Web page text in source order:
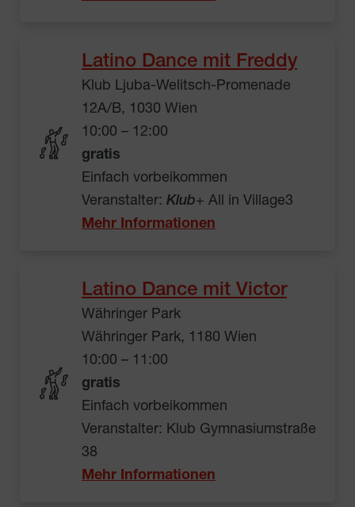
Latino Dance mit Freddy
Klub Ljuba-Welitsch-Promenade
12A/B, 1030 Wien
10:00 – 12:00
gratis
Einfach vorbeikommen
Veranstalter: Klub+ All in Village3
Mehr Informationen
Latino Dance mit Victor
Währinger Park
Währinger Park, 1180 Wien
10:00 – 11:00
gratis
Einfach vorbeikommen
Veranstalter: Klub Gymnasiumstraße
38
Mehr Informationen